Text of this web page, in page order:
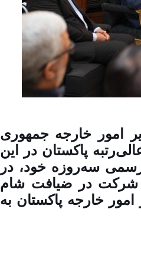
امور خارجه جمهوری
پاکستان در این
سه‌روزه خود، در
شرکت در ضیافت شام
امور خارجه پاکستان به